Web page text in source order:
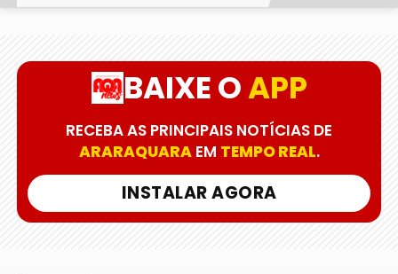
BAIXE OAPP
RECEBA AS PRINCIPAIS NOTÍCIAS DE
ARARAQUARAEM TEMPO REAL.
INSTALAR AGORA